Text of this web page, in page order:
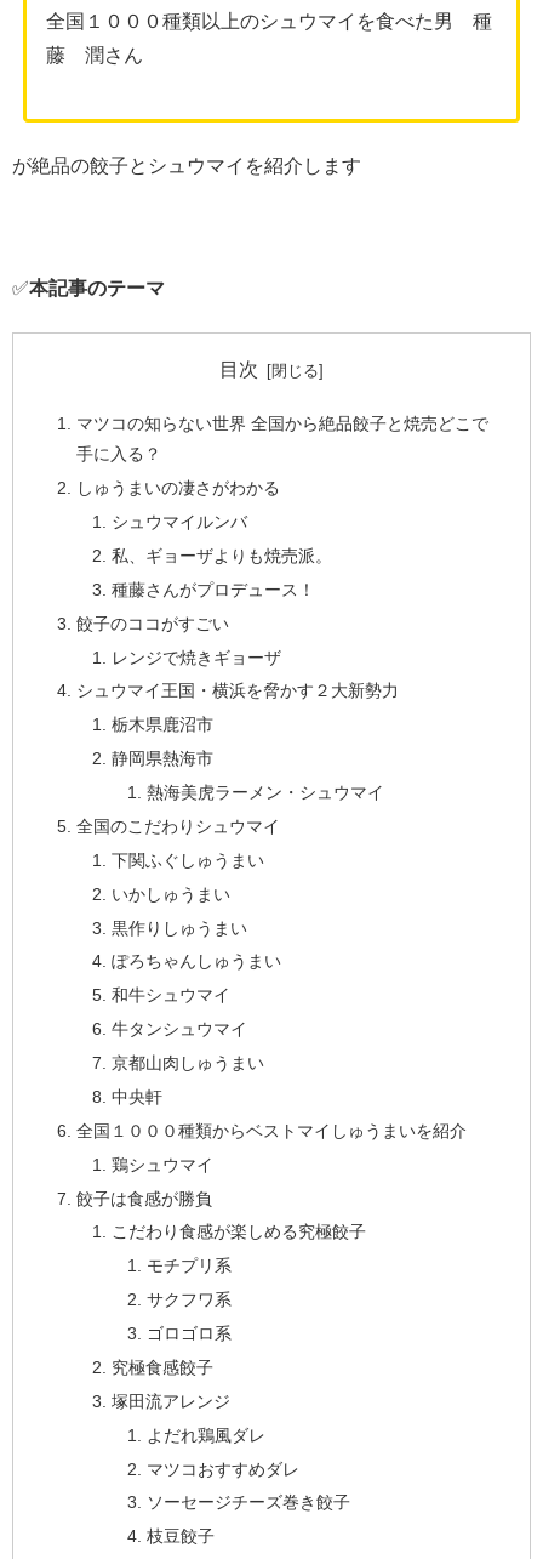
全国１０００種類以上のシュウマイを食べた男 種
藤 潤さん
が絶品の餃子とシュウマイを紹介します
✅本記事のテーマ
目次
マツコの知らない世界 全国から絶品餃子と焼売どこで
手に入る？
しゅうまいの凄さがわかる
シュウマイルンバ
私、ギョーザよりも焼売派。
種藤さんがプロデュース！
餃子のココがすごい
レンジで焼きギョーザ
シュウマイ王国・横浜を脅かす２大新勢力
栃木県鹿沼市
静岡県熱海市
熱海美虎ラーメン・シュウマイ
全国のこだわりシュウマイ
下関ふぐしゅうまい
いかしゅうまい
黒作りしゅうまい
ぽろちゃんしゅうまい
和牛シュウマイ
牛タンシュウマイ
京都山肉しゅうまい
中央軒
全国１０００種類からベストマイしゅうまいを紹介
鶏シュウマイ
餃子は食感が勝負
こだわり食感が楽しめる究極餃子
モチプリ系
サクフワ系
ゴロゴロ系
究極食感餃子
塚田流アレンジ
よだれ鶏風ダレ
マツコおすすめダレ
ソーセージチーズ巻き餃子
枝豆餃子